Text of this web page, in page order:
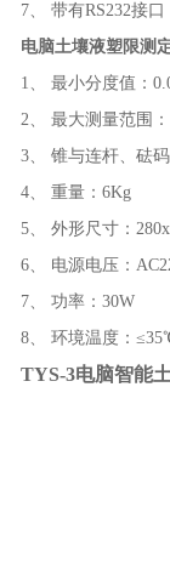
7、 带有RS232接
电脑土壤液塑限测
1、 最小分度值：
2、 最大测量范围
3、 锥与连杆、砝
4、 重量：6Kg
5、 外形尺寸：
6、 电源电压：
7、 功率：30W
8、 环境温度：
TYS-3电脑智能